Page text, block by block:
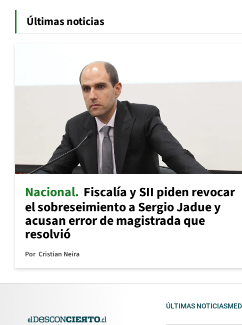
Últimas noticias
Nacional Fiscalía y SII piden revocar
el sobreseimiento a Sergio Jadue y
acusan error de magistrada que
resolvió
Por Cristian Neira
ÚLTIMAS NOTICIAS